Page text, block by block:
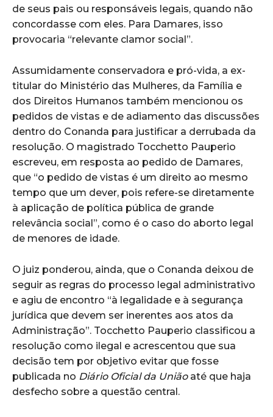
de seus pais ou responsáveis legais, quando não
concordasse com eles. Para Damares, isso
provocaria “relevante clamor social”.
Assumidamente conservadora e pró-vida, a ex-
titular do Ministério das Mulheres, da Família e
dos Direitos Humanos também mencionou os
pedidos de vistas e de adiamento das discussões
dentro do Conanda para justificar a derrubada da
resolução. O magistrado Tocchetto Pauperio
escreveu, em resposta ao pedido de Damares,
que “o pedido de vistas é um direito ao mesmo
tempo que um dever, pois refere-se diretamente
à aplicação de política pública de grande
relevância social”, como é o caso do aborto legal
de menores de idade.
O juiz ponderou, ainda, que o Conanda deixou de
seguir as regras do processo legal administrativo
e agiu de encontro “à legalidade e à segurança
jurídica que devem ser inerentes aos atos da
Administração”. Tocchetto Pauperio classificou a
resolução como ilegal e acrescentou que sua
decisão tem por objetivo evitar que fosse
publicada no Diário Oficial da Uniãoaté que haja
desfecho sobre a questão central.